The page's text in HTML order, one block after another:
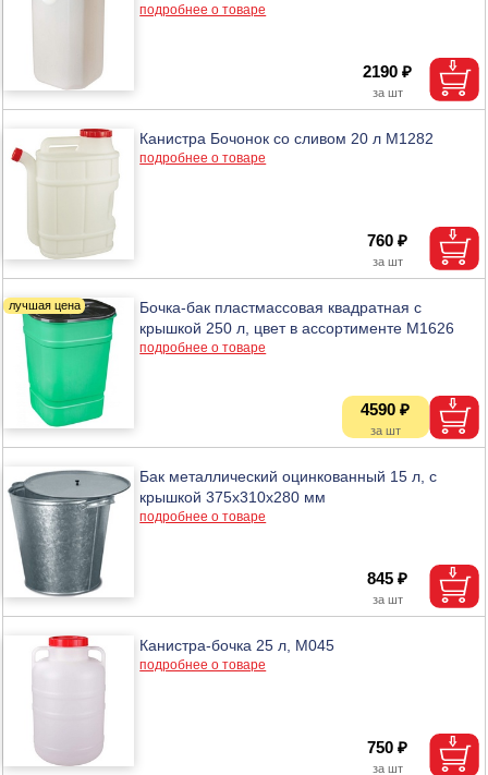
подробнее о товаре
2190 ₽
Канистра Бочонок со сливом 20 л М1282
подробнее о товаре
760 ₽
Бочка-бак пластмассовая квадратная с
крышкой 250 л, цвет в ассортименте М1626
подробнее о товаре
4590 ₽
Бак металлический оцинкованный 15 л, с
крышкой 375х310х280 мм
подробнее о товаре
845 ₽
Канистра-бочка 25 л, М045
подробнее о товаре
750 ₽